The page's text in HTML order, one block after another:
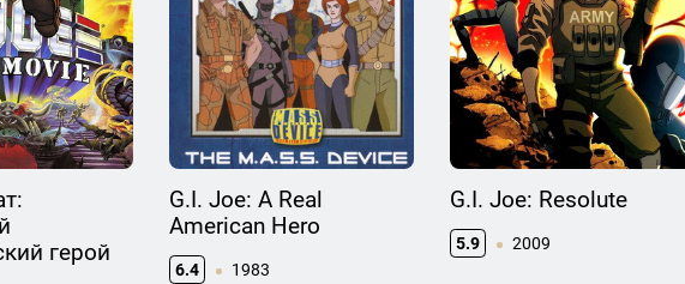
герой
G.I. Joe: A Real
American Hero
6.4 1983
G.I. Joe: Resolute
5.9 2009